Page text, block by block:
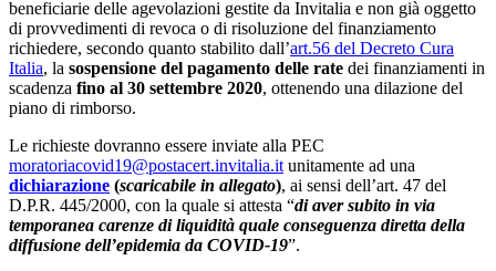
beneficiarie delle agevolazioni gestite da Invitalia e non già oggetto
di provvedimenti di revoca o di risoluzione del finanziamento
richiedere, secondo quanto stabilito dall’art.56 del Decreto Cura
Italia, la sospensione del pagamento delle rate dei finanziamenti in
scadenza fino al 30 settembre 2020, ottenendo una dilazione del
piano di rimborso.
Le richieste dovranno essere inviate alla PEC
moratoriacovid19@postacert.invitalia.it unitamente ad una
dichiarazione (scaricabile in allegato), ai sensi dell’art. 47 del
D.P.R. 445/2000, con la quale si attesta “di aver subito in via
temporanea carenze di liquidità quale conseguenza diretta della
diffusione dell’epidemia da COVID-19”.